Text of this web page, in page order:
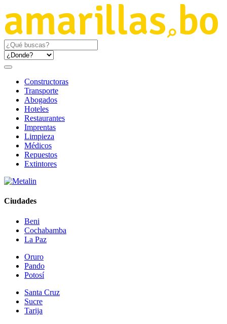
Constructoras
Transporte
Abogados
Hoteles
Restaurantes
Imprentas
Limpieza
Médicos
Repuestos
Extintores
Ciudades
Beni
Cochabamba
La Paz
Oruro
Pando
Potosí
Santa Cruz
Sucre
Tarija